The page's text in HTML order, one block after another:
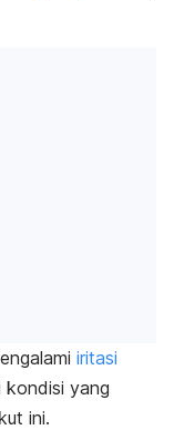
iritasi
kondisi yang
ini.